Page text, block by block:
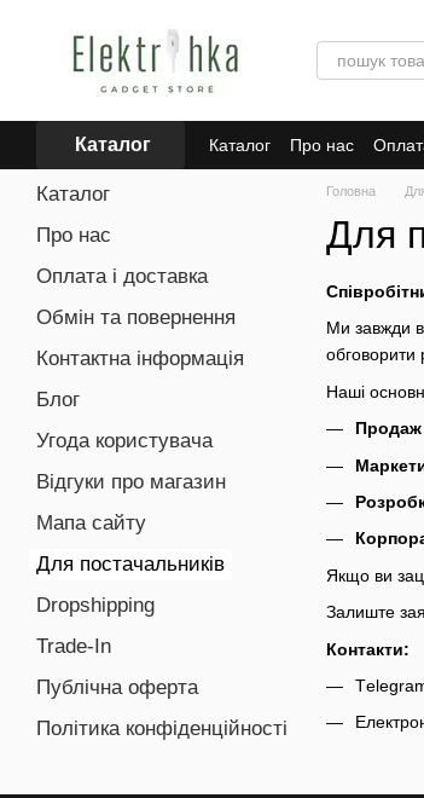
Каталог Каталог Про нас
Для постачальників
Головна
Для
Ми завжди
обговорити
Наші
Продаж
Якщо ви
Залиште
Контакти:
Каталог
Про нас
Оплата і доставка
Обмін та повернення
Контактна інформація
Блог
Угода користувача
Відгуки про магазин
Мапа сайту
Для постачальників
Dropshipping
Trade-In
Публічна оферта
Політика конфіденційності